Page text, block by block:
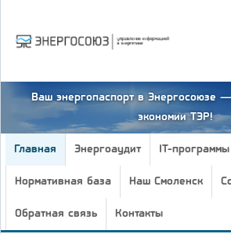
Ваш энергопаспорт в Энергосоюзе
экономии ТЭР!
Главная Энергоаудит IT-программы
Нормативная база Наш Смоленск
Обратная связь Контакты